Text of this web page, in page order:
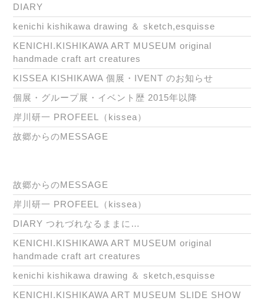
環
展
参
加
出
展
日
土
曜
日
16
時
DIARY
kenichi kishikawa drawing ＆ sketch,esquisse
KENICHI.KISHIKAWA ART MUSEUM original
handmade craft art creatures
KISSEA KISHIKAWA 個展・IVENT のお知らせ
個展・グループ展・イベント歴 2015年以降
岸川研一 PROFEEL（kissea）
故郷からのMESSAGE
故郷からのMESSAGE
岸川研一 PROFEEL（kissea）
DIARY つれづれなるままに…
KENICHI.KISHIKAWA ART MUSEUM original
handmade craft art creatures
kenichi kishikawa drawing ＆ sketch,esquisse
KENICHI.KISHIKAWA ART MUSEUM SLIDE SHOW